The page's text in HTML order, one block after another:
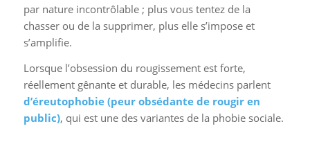
par nature incontrôlable ; plus vous tentez de la
chasser ou de la supprimer, plus elle s’impose et
s’amplifie.
Lorsque l’obsession du rougissement est forte,
réellement gênante et durable, les médecins parlent
d’éreutophobie (peur obsédante de rougir en
public), qui est une des variantes de la phobie sociale.